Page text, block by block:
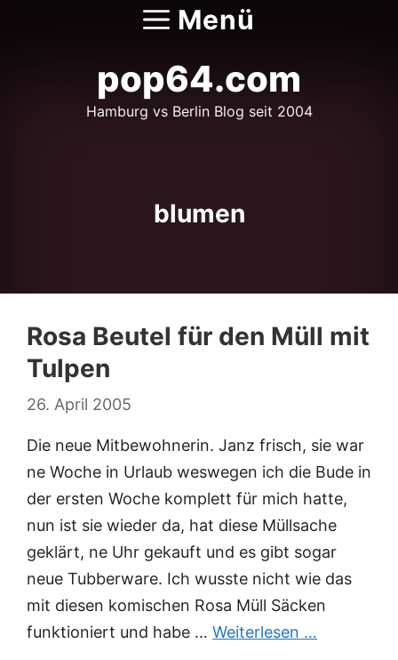
Menü
pop64.com
Hamburg vs Berlin Blog seit 2004
blumen
Rosa Beutel für den Müll mit
Tulpen
26. April 2005
Die neue Mitbewohnerin. Janz frisch, sie war
ne Woche in Urlaub weswegen ich die Bude in
der ersten Woche komplett für mich hatte,
nun ist sie wieder da, hat diese Müllsache
geklärt, ne Uhr gekauft und es gibt sogar
neue Tubberware. Ich wusste nicht wie das
mit diesen komischen Rosa Müll Säcken
funktioniert und habe … Weiterlesen …